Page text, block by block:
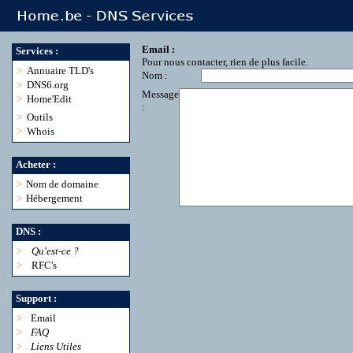
Services :
> Annuaire TLD's
> DNS6.org
> Home'Edit
> Outils
> Whois
Acheter :
> Nom de domaine
> Hébergement
DNS :
>
Qu'est-ce ?
>
RFC's
Support :
>
Email
>
FAQ
>
Liens Utiles
Email :
Pour nous contacter, rien de plus facile.
Nom :
Message
: